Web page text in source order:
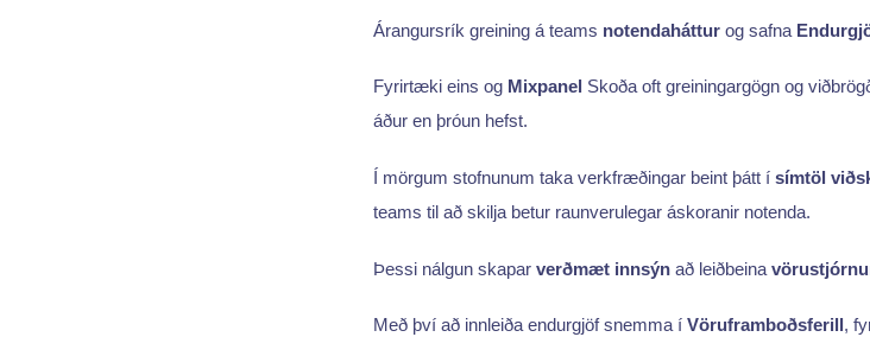
Árangursrík greining á teams notendahátturog safna
Fyrirtæki eins og Mixpanel Skoða oft greiningargögn og
áður en þróun hefst.
Í mörgum stofnunum taka verkfræðingar beint þátt í símtöl
teams til að skilja betur raunverulegar áskoranir notenda.
Þessi nálgun skapar verðmæt innsýnað leiðbeina
Með því að innleiða endurgjöf snemma í Vöruframboðsferill,